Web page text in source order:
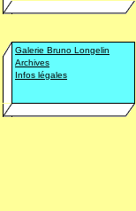
Galerie Bruno Longelin
Archives
Infos légales